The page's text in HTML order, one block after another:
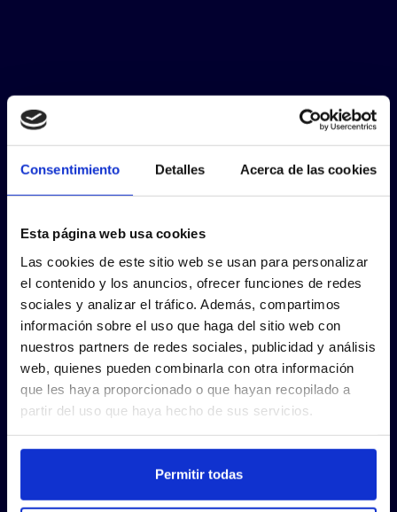
Consentimiento Detalles Acerca de las cookies
Esta página web usa cookies
Las cookies de este sitio web se usan para personalizar
el contenido y los anuncios, ofrecer funciones de redes
sociales y analizar el tráfico. Además, compartimos
información sobre el uso que haga del sitio web con
nuestros partners de redes sociales, publicidad y análisis
web, quienes pueden combinarla con otra información
que les haya proporcionado o que hayan recopilado a
partir del uso que haya hecho de sus servicios.
Permitir todas